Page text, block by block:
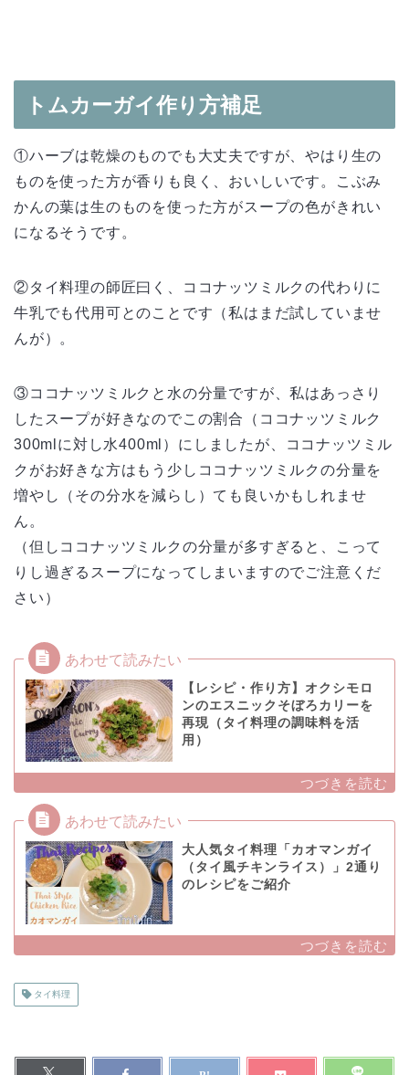
トムカーガイ作り方補足
①ハーブは乾燥のものでも大丈夫ですが、やはり生の
ものを使った方が香りも良く、おいしいです。こぶみ
かんの葉は生のものを使った方がスープの色がきれい
になるそうです。
②タイ料理の師匠曰く、ココナッツミルクの代わりに
牛乳でも代用可とのことです（私はまだ試していませ
んが）。
③ココナッツミルクと水の分量ですが、私はあっさり
したスープが好きなのでこの割合（ココナッツミルク
300mlに対し水400ml）にしましたが、ココナッツミル
クがお好きな方はもう少しココナッツミルクの分量を
増やし（その分水を減らし）ても良いかもしれませ
ん。
（但しココナッツミルクの分量が多すぎると、こって
りし過ぎるスープになってしまいますのでご注意くだ
さい）
【レシピ・作り方】オクシモロ
ンのエスニックそぼろカリーを
再現（タイ料理の調味料を活
用）
大人気タイ料理「カオマンガイ
（タイ風チキンライス）」2通り
のレシピをご紹介
タイ料理